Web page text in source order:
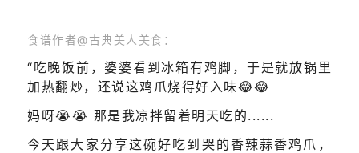
食谱作者@古典美人美食：
“吃晚饭前，婆婆看到冰箱有鸡脚，于是就放锅里
加热翻炒，还说这鸡爪烧得好入味😂😂
妈呀😭😭 那是我凉拌留着明天吃的......
今天跟大家分享这碗好吃到哭的香辣蒜香鸡爪，